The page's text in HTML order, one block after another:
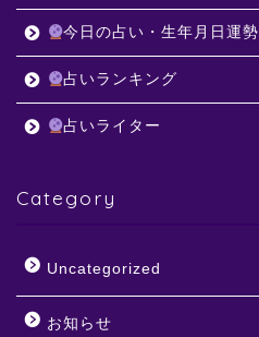
今日の占い・生年月日運勢
占いランキング
占いライター
Category
Uncategorized
お知らせ